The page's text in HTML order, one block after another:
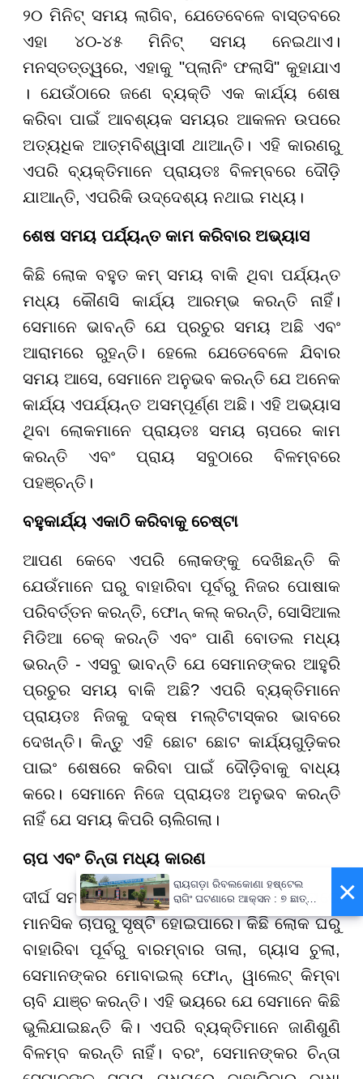
୨୦ ମିନିଟ୍ ସମୟ ଲାଗିବ, ଯେତେବେଳେ ବାସ୍ତବରେ
ଏହା ୪୦-୪୫ ମିନିଟ୍ ସମୟ ନେଇଥାଏ।
ମନସ୍ତତ୍ତ୍ୱରେ, ଏହାକୁ "ପ୍ଲାନିଂ ଫଲାସି" କୁହାଯାଏ
। ଯେଉଁଠାରେ ଜଣେ ବ୍ୟକ୍ତି ଏକ କାର୍ଯ୍ୟ ଶେଷ
କରିବା ପାଇଁ ଆବଶ୍ୟକ ସମୟର ଆକଳନ ଉପରେ
ଅତ୍ୟଧିକ ଆତ୍ମବିଶ୍ୱାସୀ ଥାଆନ୍ତି। ଏହି କାରଣରୁ
ଏପରି ବ୍ୟକ୍ତିମାନେ ପ୍ରାୟତଃ ବିଳମ୍ବରେ ଦୌଡ଼ି
ଯାଆନ୍ତି, ଏପରିକି ଉଦ୍ଦେଶ୍ୟ ନଥାଇ ମଧ୍ୟ।
ଶେଷ ସମୟ ପର୍ଯ୍ୟନ୍ତ କାମ କରିବାର ଅଭ୍ୟାସ
କିଛି ଲୋକ ବହୁତ କମ୍ ସମୟ ବାକି ଥିବା ପର୍ଯ୍ୟନ୍ତ
ମଧ୍ୟ କୌଣସି କାର୍ଯ୍ୟ ଆରମ୍ଭ କରନ୍ତି ନାହିଁ।
ସେମାନେ ଭାବନ୍ତି ଯେ ପ୍ରଚୁର ସମୟ ଅଛି ଏବଂ
ଆରାମରେ ରୁହନ୍ତି। ହେଲେ ଯେତେବେଳେ ଯିବାର
ସମୟ ଆସେ, ସେମାନେ ଅନୁଭବ କରନ୍ତି ଯେ ଅନେକ
କାର୍ଯ୍ୟ ଏପର୍ଯ୍ୟନ୍ତ ଅସମ୍ପୂର୍ଣ୍ଣ ଅଛି। ଏହି ଅଭ୍ୟାସ
ଥିବା ଲୋକମାନେ ପ୍ରାୟତଃ ସମୟ ଚାପରେ କାମ
କରନ୍ତି ଏବଂ ପ୍ରାୟ ସବୁଠାରେ ବିଳମ୍ବରେ
ପହଞ୍ଚନ୍ତି।
ବହୁକାର୍ଯ୍ୟ ଏକାଠି କରିବାକୁ ଚେଷ୍ଟା
ଆପଣ କେବେ ଏପରି ଲୋକଙ୍କୁ ଦେଖିଛନ୍ତି କି
ଯେଉଁମାନେ ଘରୁ ବାହାରିବା ପୂର୍ବରୁ ନିଜର ପୋଷାକ
ପରିବର୍ତ୍ତନ କରନ୍ତି, ଫୋନ୍ କଲ୍ କରନ୍ତି, ସୋସିଆଲ
ମିଡିଆ ଚେକ୍ କରନ୍ତି ଏବଂ ପାଣି ବୋତଲ ମଧ୍ୟ
ଭରନ୍ତି - ଏସବୁ ଭାବନ୍ତି ଯେ ସେମାନଙ୍କର ଆହୁରି
ପ୍ରଚୁର ସମୟ ବାକି ଅଛି? ଏପରି ବ୍ୟକ୍ତିମାନେ
ପ୍ରାୟତଃ ନିଜକୁ ଦକ୍ଷ ମଲ୍ଟିଟାସ୍କର ଭାବରେ
ଦେଖନ୍ତି। କିନ୍ତୁ ଏହି ଛୋଟ ଛୋଟ କାର୍ଯ୍ୟଗୁଡ଼ିକର
ପାଇଂ ଶେଷରେ କରିବା ପାଇଁ ଦୌଡ଼ିବାକୁ ବାଧ୍ୟ
କରେ। ସେମାନେ ନିଜେ ପ୍ରାୟତଃ ଅନୁଭବ କରନ୍ତି
ନାହିଁ ଯେ ସମୟ କିପରି ଚାଲିଗଲା।
ଚାପ ଏବଂ ଚିନ୍ତା ମଧ୍ୟ କାରଣ
ଦୀର୍ଘ ସମୟ ପାଇଁ ବିଳମ୍ବ ହେବା କେତେକ ସମୟରେ
ମାନସିକ ଚାପରୁ ସୃଷ୍ଟି ହୋଇପାରେ। କିଛି ଲୋକ ଘରୁ
ବାହାରିବା ପୂର୍ବରୁ ବାରମ୍ବାର ତାଲା, ଗ୍ୟାସ ଚୁଲା,
ସେମାନଙ୍କର ମୋବାଇଲ୍ ଫୋନ୍, ୱାଲେଟ୍ କିମ୍ବା
ଚାବି ଯାଞ୍ଚ କରନ୍ତି। ଏହି ଭୟରେ ଯେ ସେମାନେ କିଛି
ଭୁଲିଯାଇଛନ୍ତି କି। ଏପରି ବ୍ୟକ୍ତିମାନେ ଜାଣିଶୁଣି
ବିଳମ୍ବ କରନ୍ତି ନାହିଁ। ବରଂ, ସେମାନଙ୍କର ଚିନ୍ତା
×
ରାୟଗଡ଼ା ରିବଲକୋଣା ହଷ୍ଟେଲ
ରାଗିଂ ଘଟଣାରେ ଆକ୍ସନ : ୭ ଛାତ୍ର
ବହିଷ୍କୃତ, ପ୍ରଧାନଶିକ୍ଷକଙ୍କୁ
ନୋଟିସ୍